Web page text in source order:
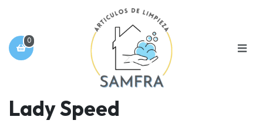
0
Lady Speed